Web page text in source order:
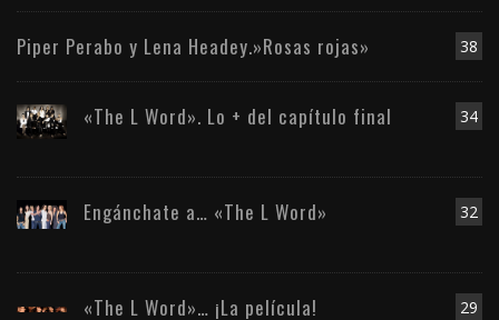
38
Piper Perabo y Lena Headey.»Rosas rojas»
34
«The L Word». Lo + del capítulo final
32
Engánchate a… «The L Word»
29
«The L Word»… ¡La película!